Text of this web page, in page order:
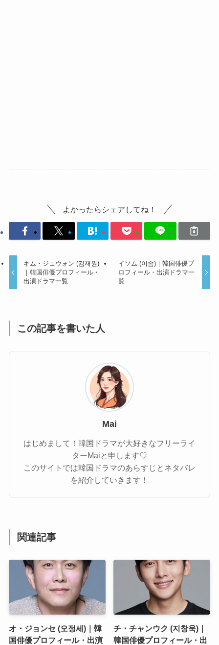
よかったらシェアしてね！
キム・ジェウォン (김재원)
｜韓国俳優プロフィール・
出演ドラマ一覧
イソム (이솜)｜韓国俳優プ
ロフィール・出演ドラマ一
覧
この記事を書いた人
Mai
はじめまして！韓国ドラマが大好きなフリーライ
ターMaiと申します♡
このサイトでは韓国ドラマのあらすじとネタバレ
を紹介していきます！
関連記事
オ・ジョンセ (오정세)｜韓
国俳優プロフィール・出演
チ・チャンウク (지창욱)｜
韓国俳優プロフィール・出